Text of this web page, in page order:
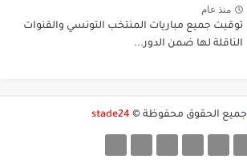
منذ عام
توقيت جميع مباريات المنتخب التونسي والقنوات
الناقلة لها ضمن الدور...
جميع الحقوق محفوظة © stade24